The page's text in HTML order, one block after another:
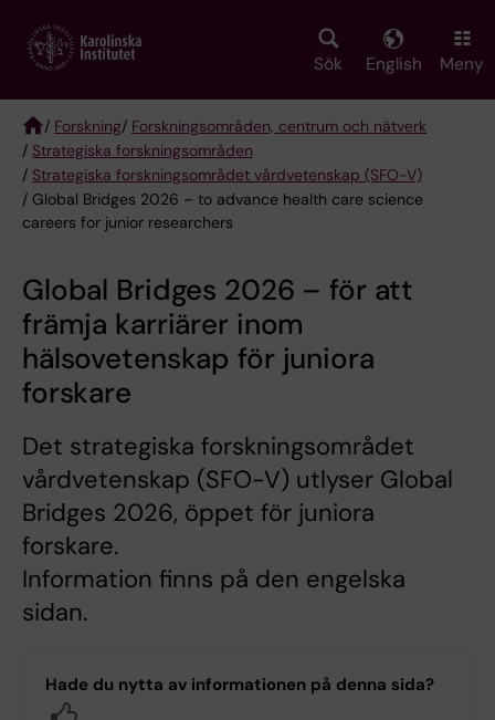
main
Sök English Meny
Breadcrumb
/ Forskning/ Forskningsområden, centrum och nätverk
/ Strategiska forskningsområden
/ Strategiska forskningsområdet vårdvetenskap (SFO-V)
/ Global Bridges 2026 – to advance health care science
careers for junior researchers
Global Bridges 2026 – för att
främja karriärer inom
hälsovetenskap för juniora
forskare
Det strategiska forskningsområdet
vårdvetenskap (SFO-V) utlyser Global
Bridges 2026, öppet för juniora
forskare.
Information finns på den engelska
sidan.
Hade du nytta av informationen på denna sida?